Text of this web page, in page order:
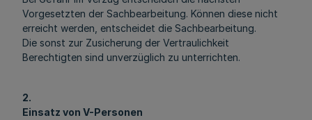
Vorgesetzten der Sachbearbeitung. Können diese nicht
erreicht werden, entscheidet die Sachbearbeitung.
Die sonst zur Zusicherung der Vertraulichkeit
Berechtigten sind unverzüglich zu unterrichten.
2.
Einsatz von V-Personen